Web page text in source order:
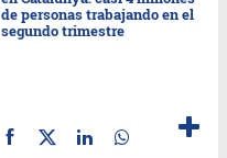
de personas trabajando en el
segundo trimestre